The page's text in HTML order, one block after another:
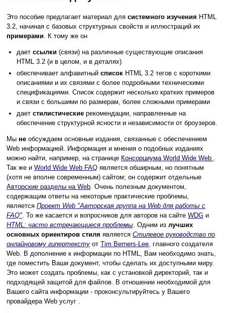
Это пособие предлагает материал для системного изучения HTML
3.2, начиная с базовых структурных свойств и иллюстраций их
примерами. К тому же он
дает ссылки (связи) на различные существующие описания
HTML 3.2 (и в целом, и в деталях)
обеспечивает алфавитный список HTML 3.2 тегов с короткими
описаниями и их связями с более подробными техническими
спецификациями. Список содержит несколько кратких примеров
и связи с большими по размерам, более сложными примерами
дает стилистические рекомендации, направленные на
обеспечение структурной ясности и независимости от броузеров.
Мы не обсуждаем основные издания, связанные с обеспечением
Web информацией. Информация и мнения о подобных изданиях
можно найти, например, на странице Консорциума World Wide Web .
Так же и World Wide Web FAQ является обширным, но понятным
(хотя не вполне современным) сайтом; он содержит отдельные
Авторские разделы на Web. Очень полезным документом,
содержащим ответы на некоторые практические проблемы,
является Проект Web "Авторская группа на Web для работы с
FAQ". То же касается и вопросников для авторов на сайте WDG и
HTML: часто встречающиеся проблемы. Одним из лучших
основных ориентиров стиля является Стилевое руководство по
онлайновому гипертексту от Tim Berners-Lee, главного создателя
Web. В дополнение к информации по HTML, Вам необходимо знать,
где поместить Ваши документ, чтобы сделать их доступными миру.
Это может создать проблемы, как с установкой директорий, так и
подходящей защитой для файлов. В отношении необходимой для
Вашего сайта информации - проконсультируйтесь у Вашего
провайдера Web услуг .